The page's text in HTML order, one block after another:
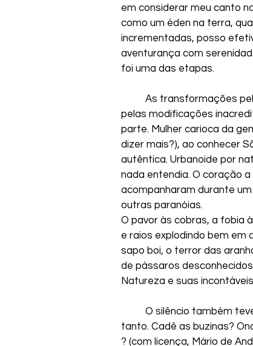
em considerar meu canto
como um éden na terra,
incrementadas, posso
aventurança com
foi uma das etapas.
pelas modificações
parte. Mulher carioca da
dizer mais?), ao conhecer
autêntica. Urbanoide por
nada entendia. O coração
acompanharam durante
outras paranóias.
O pavor às cobras, a fobia
e raios explodindo bem em
sapo boi, o terror das
de pássaros
Natureza e suas
tanto. Cadê as buzinas?
? (com licença, Mário de